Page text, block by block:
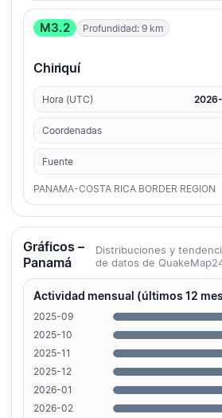
M3.2 Profundidad: 9 km
Chiriquí
Hora (UTC)
Coordenadas
Fuente
PANAMA-COSTA RICA BORDER REGION
Gráficos –
Panamá
Distribuciones y
de datos de
Actividad mensual (últimos 12
2025-09
2025-10
2025-11
2025-12
2026-01
2026-02